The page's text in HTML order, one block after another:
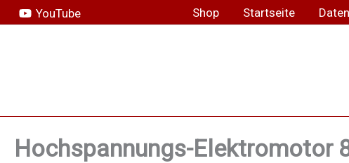
Zum
Inhalt
YouTube Shop Startseite
Hochspannungs-Elektromotor